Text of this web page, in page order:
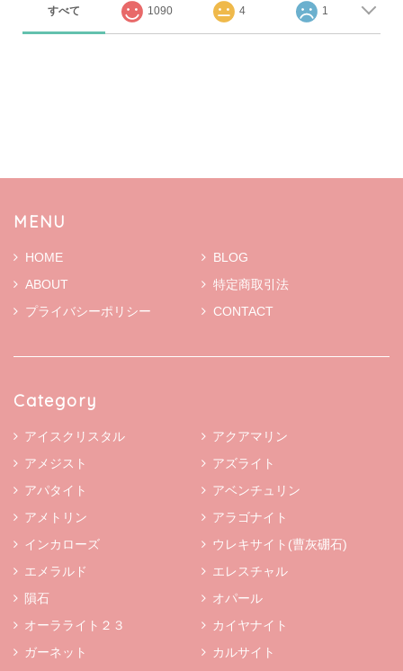
すべて 1090 4 1
MENU
HOME
BLOG
ABOUT
特定商取引法
プライバシーポリシー
CONTACT
Category
アイスクリスタル
アクアマリン
アメジスト
アズライト
アパタイト
アベンチュリン
アメトリン
アラゴナイト
インカローズ
ウレキサイト(曹灰硼石)
エメラルド
エレスチャル
隕石
オパール
オーラライト２３
カイヤナイト
ガーネット
カルサイト